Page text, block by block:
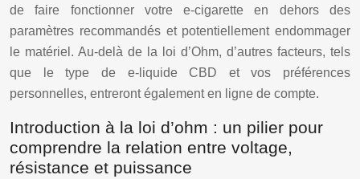
de faire fonctionner votre e-cigarette en dehors des
paramètres recommandés et potentiellement endommager
le matériel. Au-delà de la loi d’Ohm, d’autres facteurs, tels
que le type de e-liquide CBD et vos préférences
personnelles, entreront également en ligne de compte.
Introduction à la loi d’ohm : un pilier pour
comprendre la relation entre voltage,
résistance et puissance